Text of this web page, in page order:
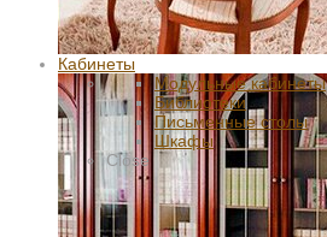
Кабинеты
Модульные кабинеты
Библиотеки
Письменные столы
Шкафы
Close